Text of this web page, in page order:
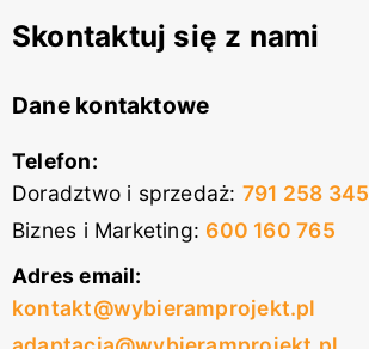
Skontaktuj się z nami
Dane kontaktowe
Telefon:
Doradztwo i sprzedaż: 791 258 345
Biznes i Marketing: 600 160 765
Adres email:
kontakt@wybieramprojekt.pl